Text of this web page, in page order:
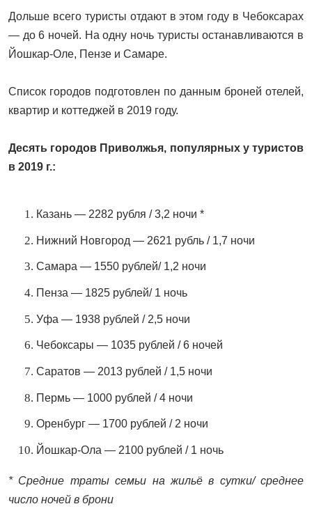
Дольше всего туристы отдают в этом году в Чебоксарах
— до 6 ночей. На одну ночь туристы останавливаются в
Йошкар-Оле, Пензе и Самаре.
Список городов подготовлен по данным броней отелей,
квартир и коттеджей в 2019 году.
Десять городов Приволжья, популярных у туристов
в 2019 г.:
Казань — 2282 рубля / 3,2 ночи *
Нижний Новгород — 2621 рубль / 1,7 ночи
Самара — 1550 рублей/ 1,2 ночи
Пенза — 1825 рублей/ 1 ночь
Уфа — 1938 рублей / 2,5 ночи
Чебоксары — 1035 рублей / 6 ночей
Саратов — 2013 рублей / 1,5 ночи
Пермь — 1000 рублей / 4 ночи
Оренбург — 1700 рублей / 2 ночи
Йошкар-Ола — 2100 рублей / 1 ночь
* Средние траты семьи на жильё в сутки/ среднее
число ночей в брони